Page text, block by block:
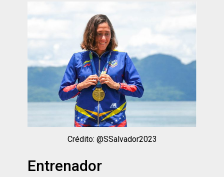
Crédito: @SSalvador2023
Entrenador